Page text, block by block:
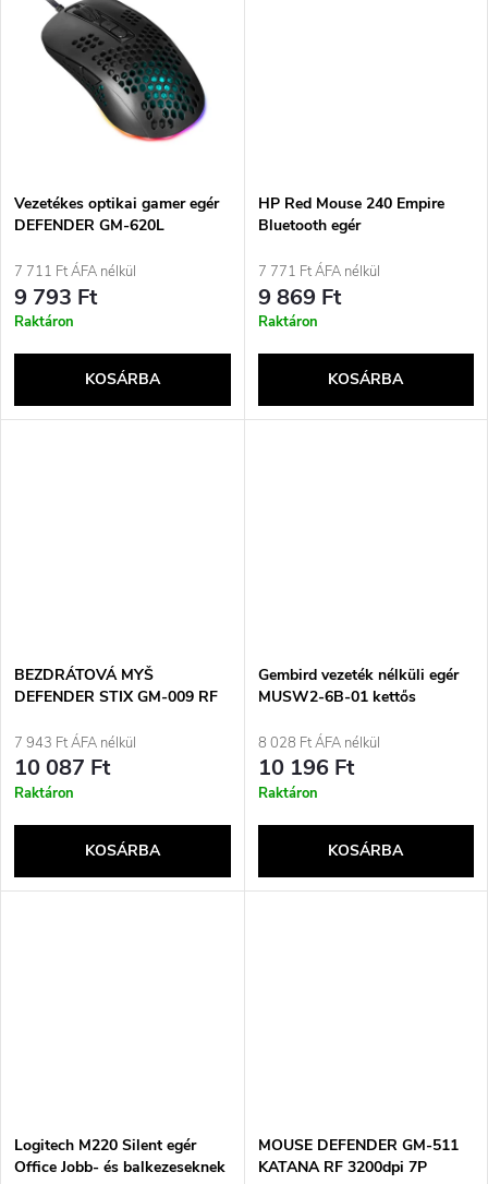
é
s
e
j
a
Vezetékes optikai gamer egér
DEFENDER GM-620L
háttérvilágítással
7 711 Ft ÁFA nélkül
9 793 Ft
Raktáron
KOSÁRBA
HP Red Mouse 240 Empire
Bluetooth egér
7 771 Ft ÁFA nélkül
9 869 Ft
Raktáron
KOSÁRBA
BEZDRÁTOVÁ MYŠ
DEFENDER STIX GM-009 RF
7 943 Ft ÁFA nélkül
10 087 Ft
Raktáron
KOSÁRBA
Gembird vezeték nélküli egér
MUSW2-6B-01 kettős
1600 DPI, 6 gomb, fekete
8 028 Ft ÁFA nélkül
10 196 Ft
Raktáron
KOSÁRBA
Logitech M220 Silent egér
Office Jobb- és balkezeseknek
MOUSE DEFENDER GM-511
KATANA RF 3200dpi 7P